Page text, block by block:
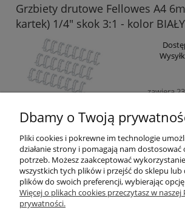
Grzbiety drutowe Fellowes A4
kartek) 1/4" skok 3:1 - kolor
zawiera
« 1 2 3 4 5 ...
Dbamy o Twoją
Pliki cookies i pokrewne im technologie
działanie strony i pomagają nam dostosować
potrzeb. Możesz zaakceptować
wszystkich tych plików i przejść do sklepu lub
plików do swoich preferencji, wybierając
Więcej o plikach cookies przeczytasz w naszej
prywatności.